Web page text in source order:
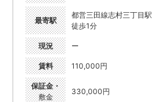
最寄駅
都営三田線志村三丁目駅
徒歩1分
現況 ー
賃料 110,000円
保証金・
敷金
330,000円